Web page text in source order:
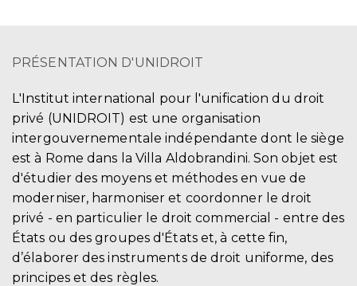
PRÉSENTATION D'UNIDROIT
L'Institut international pour l'unification du droit
privé (UNIDROIT) est une organisation
intergouvernementale indépendante dont le siège
est à Rome dans la Villa Aldobrandini. Son objet est
d'étudier des moyens et méthodes en vue de
moderniser, harmoniser et coordonner le droit
privé - en particulier le droit commercial - entre des
États ou des groupes d'États et, à cette fin,
d’élaborer des instruments de droit uniforme, des
principes et des règles.